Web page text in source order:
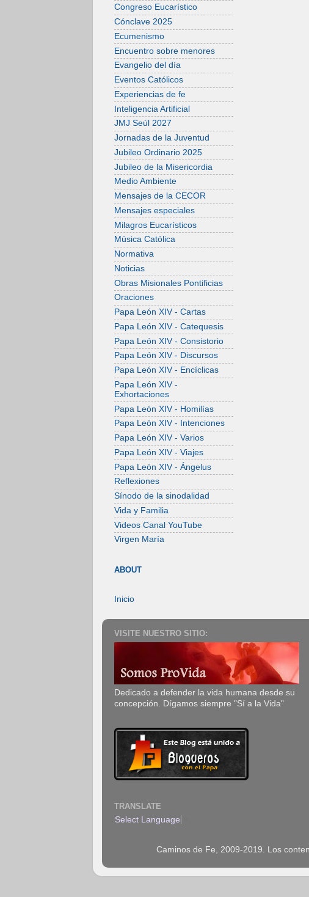
Congreso Eucarístico
Cónclave 2025
Ecumenismo
Encuentro sobre menores
Evangelio del día
Eventos Católicos
Experiencias de fe
Inteligencia Artificial
JMJ Seúl 2027
Jornadas de la Juventud
Jubileo Ordinario 2025
Jubileo de la Misericordia
Medio Ambiente
Mensajes de la CECOR
Mensajes especiales
Milagros Eucarísticos
Música Católica
Normativa
Noticias
Obras Misionales Pontificias
Oraciones
Papa León XIV - Cartas
Papa León XIV - Catequesis
Papa León XIV - Consistorio
Papa León XIV - Discursos
Papa León XIV - Encíclicas
Papa León XIV -
Exhortaciones
Papa León XIV - Homilías
Papa León XIV - Intenciones
Papa León XIV - Varios
Papa León XIV - Viajes
Papa León XIV - Ángelus
Reflexiones
Sínodo de la sinodalidad
Vida y Familia
Videos Canal YouTube
Virgen María
ABOUT
Inicio
VISITE NUESTRO SITIO:
Dedicado a defender la vida humana desde su
concepción. Dígamos siempre "Sí a la Vida"
TRANSLATE
Select Language
Caminos de Fe, 2009-2019. Los